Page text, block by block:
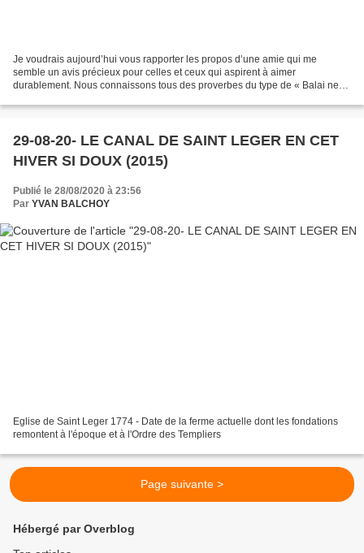
Je voudrais aujourd’hui vous rapporter les propos d’une amie qui me
semble un avis précieux pour celles et ceux qui aspirent à aimer
durablement. Nous connaissons tous des proverbes du type de « Balai neuf
29-08-20- LE CANAL DE SAINT LEGER EN CET
HIVER SI DOUX (2015)
Publié le 28/08/2020 à 23:56
Par YVAN BALCHOY
Eglise de Saint Leger 1774 - Date de la ferme actuelle dont les fondations
remontent à l'époque et à l'Ordre des Templiers
Page suivante >
Hébergé par Overblog